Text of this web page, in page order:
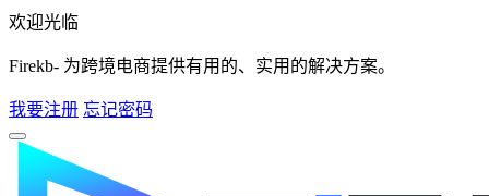
欢迎光临
Firekb- 为跨境电商提供有用的、实用的解决方案。
我要注册 忘记密码